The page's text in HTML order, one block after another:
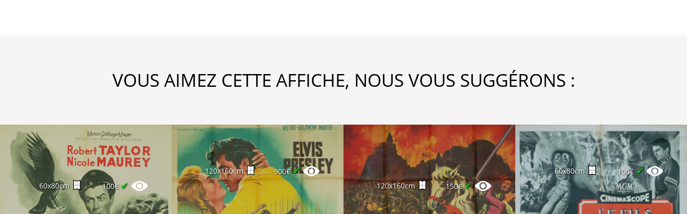
VOUS AIMEZ CETTE AFFICHE, NOUS VOUS SUGGÉRONS :
60x80cm 100€ ✔
120x160cm 900€✔
120x160cm 150€✔
60x80cm 100€ ✔